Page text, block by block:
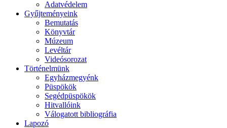
Adatvédelem
Gyűjteményeink
Bemutatás
Könyvtár
Múzeum
Levéltár
Videósorozat
Történelmünk
Egyházmegyénk
Püspökök
Segédpüspökök
Hitvallóink
Válogatott bibliográfia
Lapozó